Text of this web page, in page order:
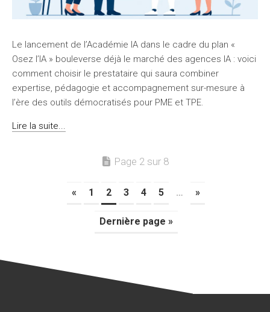
Le lancement de l’Académie IA dans le cadre du plan «
Osez l’IA » bouleverse déjà le marché des agences IA : voici
comment choisir le prestataire qui saura combiner
expertise, pédagogie et accompagnement sur-mesure à
l’ère des outils démocratisés pour PME et TPE.
Lire la suite...
Page 2 sur 8
« 1 2 3 4 5 … »
Dernière page »